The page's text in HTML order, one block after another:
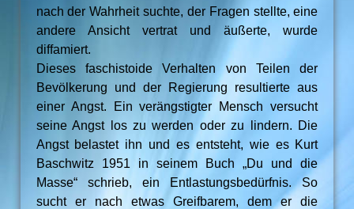
nach der Wahrheit suchte, der Fragen stellte, eine
andere Ansicht vertrat und äußerte, wurde
diffamiert.
Dieses faschistoide Verhalten von Teilen der
Bevölkerung und der Regierung resultierte aus
einer Angst. Ein verängstigter Mensch versucht
seine Angst los zu werden oder zu lindern. Die
Angst belastet ihn und es entsteht, wie es Kurt
Baschwitz 1951 in seinem Buch „Du und die
Masse“ schrieb, ein Entlastungsbedürfnis. So
sucht er nach etwas Greifbarem, dem er die